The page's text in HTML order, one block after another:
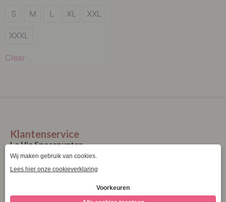
S
M
S M L XL XXL
XXXL
Clear
Klantenservice
La Vie Spaarpunten
Verzending & Levering